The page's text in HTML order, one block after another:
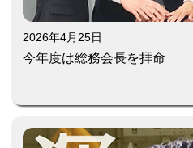
2026年4月25日
今年度は総務会長を拝命